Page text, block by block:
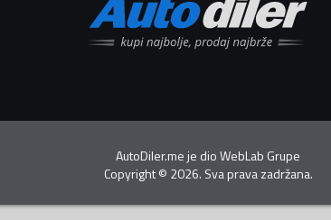
AutoDiler.me je dioWebLab Grupe
Copyright© 2026. Sva prava zadržana.